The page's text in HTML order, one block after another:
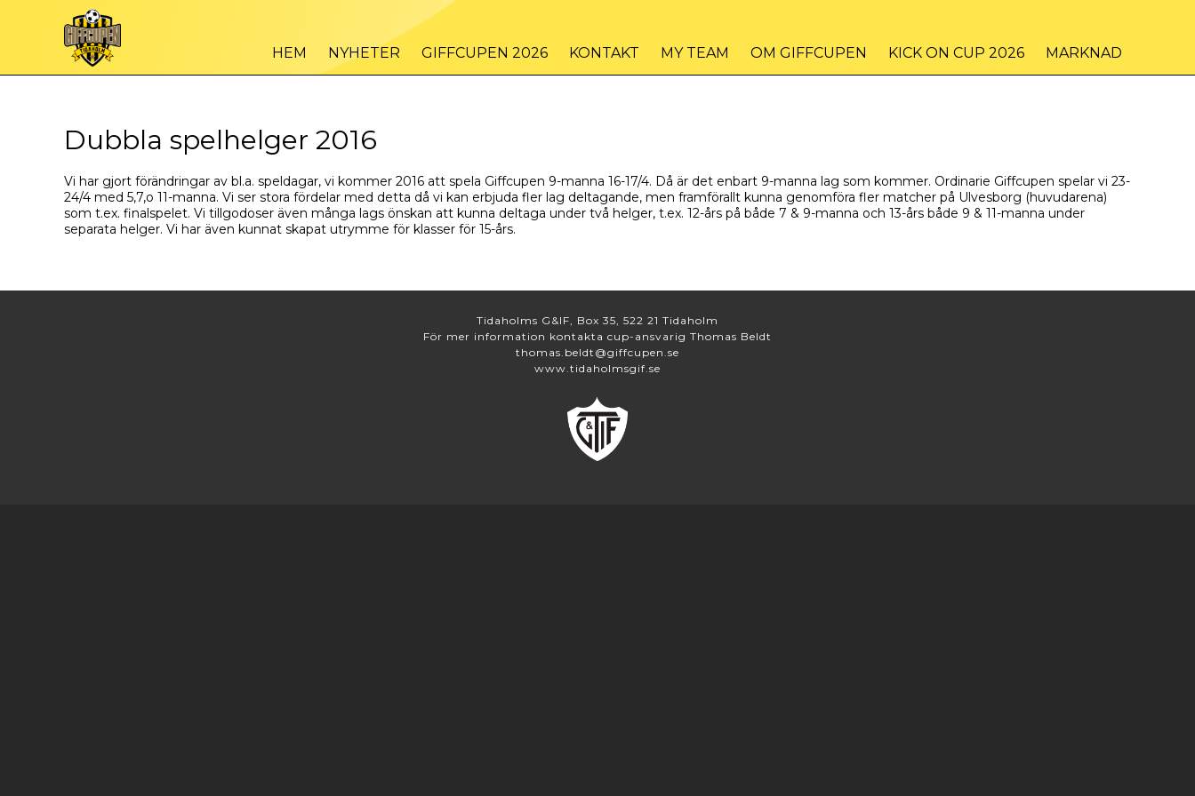
HEM NYHETER GIFFCUPEN 2026 KONTAKT MY TEAM OM GIFFCUPEN KICK ON CUP 2026 MARKNAD
Dubbla spelhelger 2016
Vi har gjort förändringar av bl.a. speldagar, vi kommer 2016 att spela Giffcupen 9-manna 16-17/4. Då är det enbart 9-manna lag som kommer. Ordinarie Giffcupen spelar vi 23-
24/4 med 5,7,o 11-manna. Vi ser stora fördelar med detta då vi kan erbjuda fler lag deltagande, men framförallt kunna genomföra fler matcher på Ulvesborg (huvudarena)
som t.ex. finalspelet. Vi tillgodoser även många lags önskan att kunna deltaga under två helger, t.ex. 12-års på både 7 & 9-manna och 13-års både 9 & 11-manna under
separata helger. Vi har även kunnat skapat utrymme för klasser för 15-års.
Tidaholms G&IF, Box 35, 522 21 Tidaholm
För mer information kontakta cup-ansvarig Thomas Beldt
thomas.beldt@giffcupen.se
www.tidaholmsgif.se